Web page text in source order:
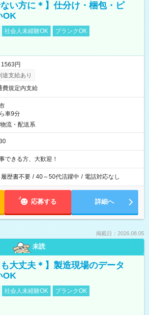
ない方に＊】仕分け・梱包・ピ
OK
社会人未経験OK
ブランクOK
円
途支給あり
費規定内支給
車9分
流・配送系
できる方、大歓迎！
履歴書不要 / 40～50代活躍中 / 電話対応なし
応募する 詳細へ
掲載日：2026.08.05
未読
も大丈夫＊】製造現場のデータ
OK
社会人未経験OK
ブランクOK